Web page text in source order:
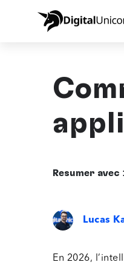
Résumer avec :
Lucas
En 2026,